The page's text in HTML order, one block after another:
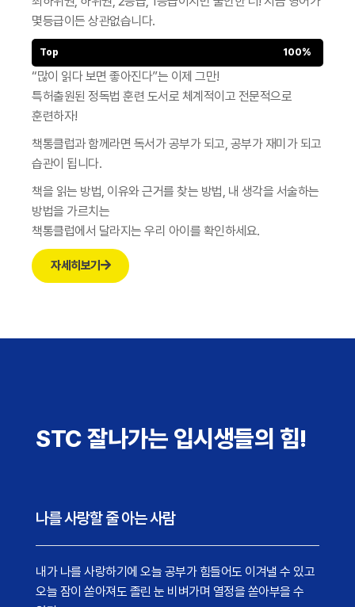
몇등급이든 상관없습니다.
Top 100%
“많이 읽다 보면 좋아진다”는 이제 그만!
특허출원된 정독법 훈련 도서로 체계적이고 전문적으로
훈련하자!
책통클럽과 함께라면 독서가 공부가 되고, 공부가 재미가 되고
습관이 됩니다.
책을 읽는 방법, 이유와 근거를 찾는 방법, 내 생각을 서술하는
방법을 가르치는
책통클럽에서 달라지는 우리 아이를 확인하세요.
자세히보기
STC 잘나가는 입시생들의 힘!
나를 사랑할 줄 아는 사람
내가 나를 사랑하기에 오늘 공부가 힘들어도 이겨낼 수 있고
오늘 잠이 쏟아져도 졸린 눈 비벼가며 열정을 쏟아부을 수